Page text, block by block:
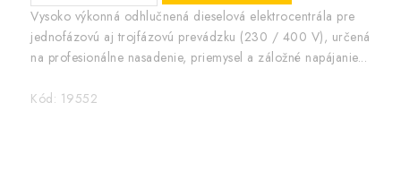
Vysoko výkonná odhlučnená dieselová elektrocentrála pre
jednofázovú aj trojfázovú prevádzku (230 / 400 V), určená
na profesionálne nasadenie, priemysel a záložné napájanie...
Kód: 19552